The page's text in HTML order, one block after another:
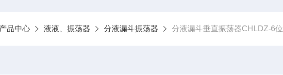
产品中心 液液、振荡器 分液漏斗振荡器 分液漏斗垂直振荡器CHLDZ-6